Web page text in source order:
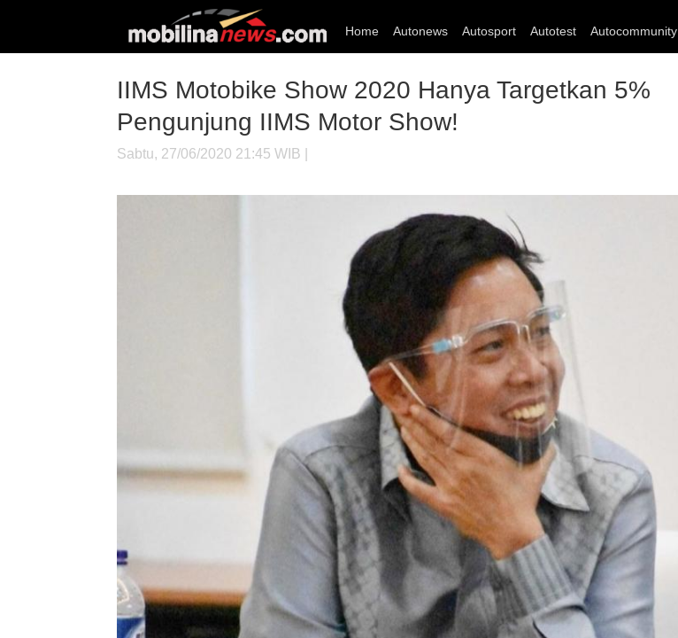
Home Autonews Autosport Autotest Autocommunity
IIMS Motobike Show 2020 Hanya Targetkan 5%
Pengunjung IIMS Motor Show!
Sabtu, 27/06/2020 21:45 WIB |